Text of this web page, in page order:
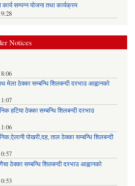
सम्पन्न योजना तथा कार्यक्रम
Notices
ठेक्का सम्बन्धि शिलबन्दी दरभाउ आह्वानको
हटिया ठेक्का सम्बन्धि शिलबन्दी दरभाउ
पोखरी,दह, ताल ठेक्का सम्बन्धि शिलबन्दी
ठेक्का सम्बन्धि शिलबन्दी दरभाउ आह्वानको